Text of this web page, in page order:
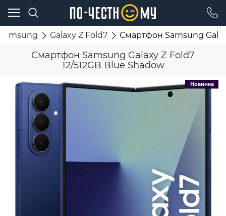
Galaxy Z Fold7 Смартфон Samsung
Смартфон Samsung Galaxy Z Fold7
12/512GB Blue Shadow
Новинка